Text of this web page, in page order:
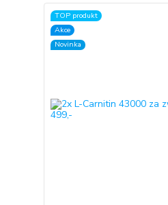
TOP produkt
Akce
Novinka